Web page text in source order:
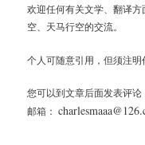
欢迎任何有关文学、翻译
空、天马行空的交流。
个人可随意引用，但须注明
您可以到文章后面发表评
邮箱：